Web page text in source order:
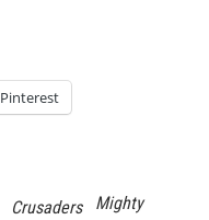
Pinterest
Crusaders
Mighty